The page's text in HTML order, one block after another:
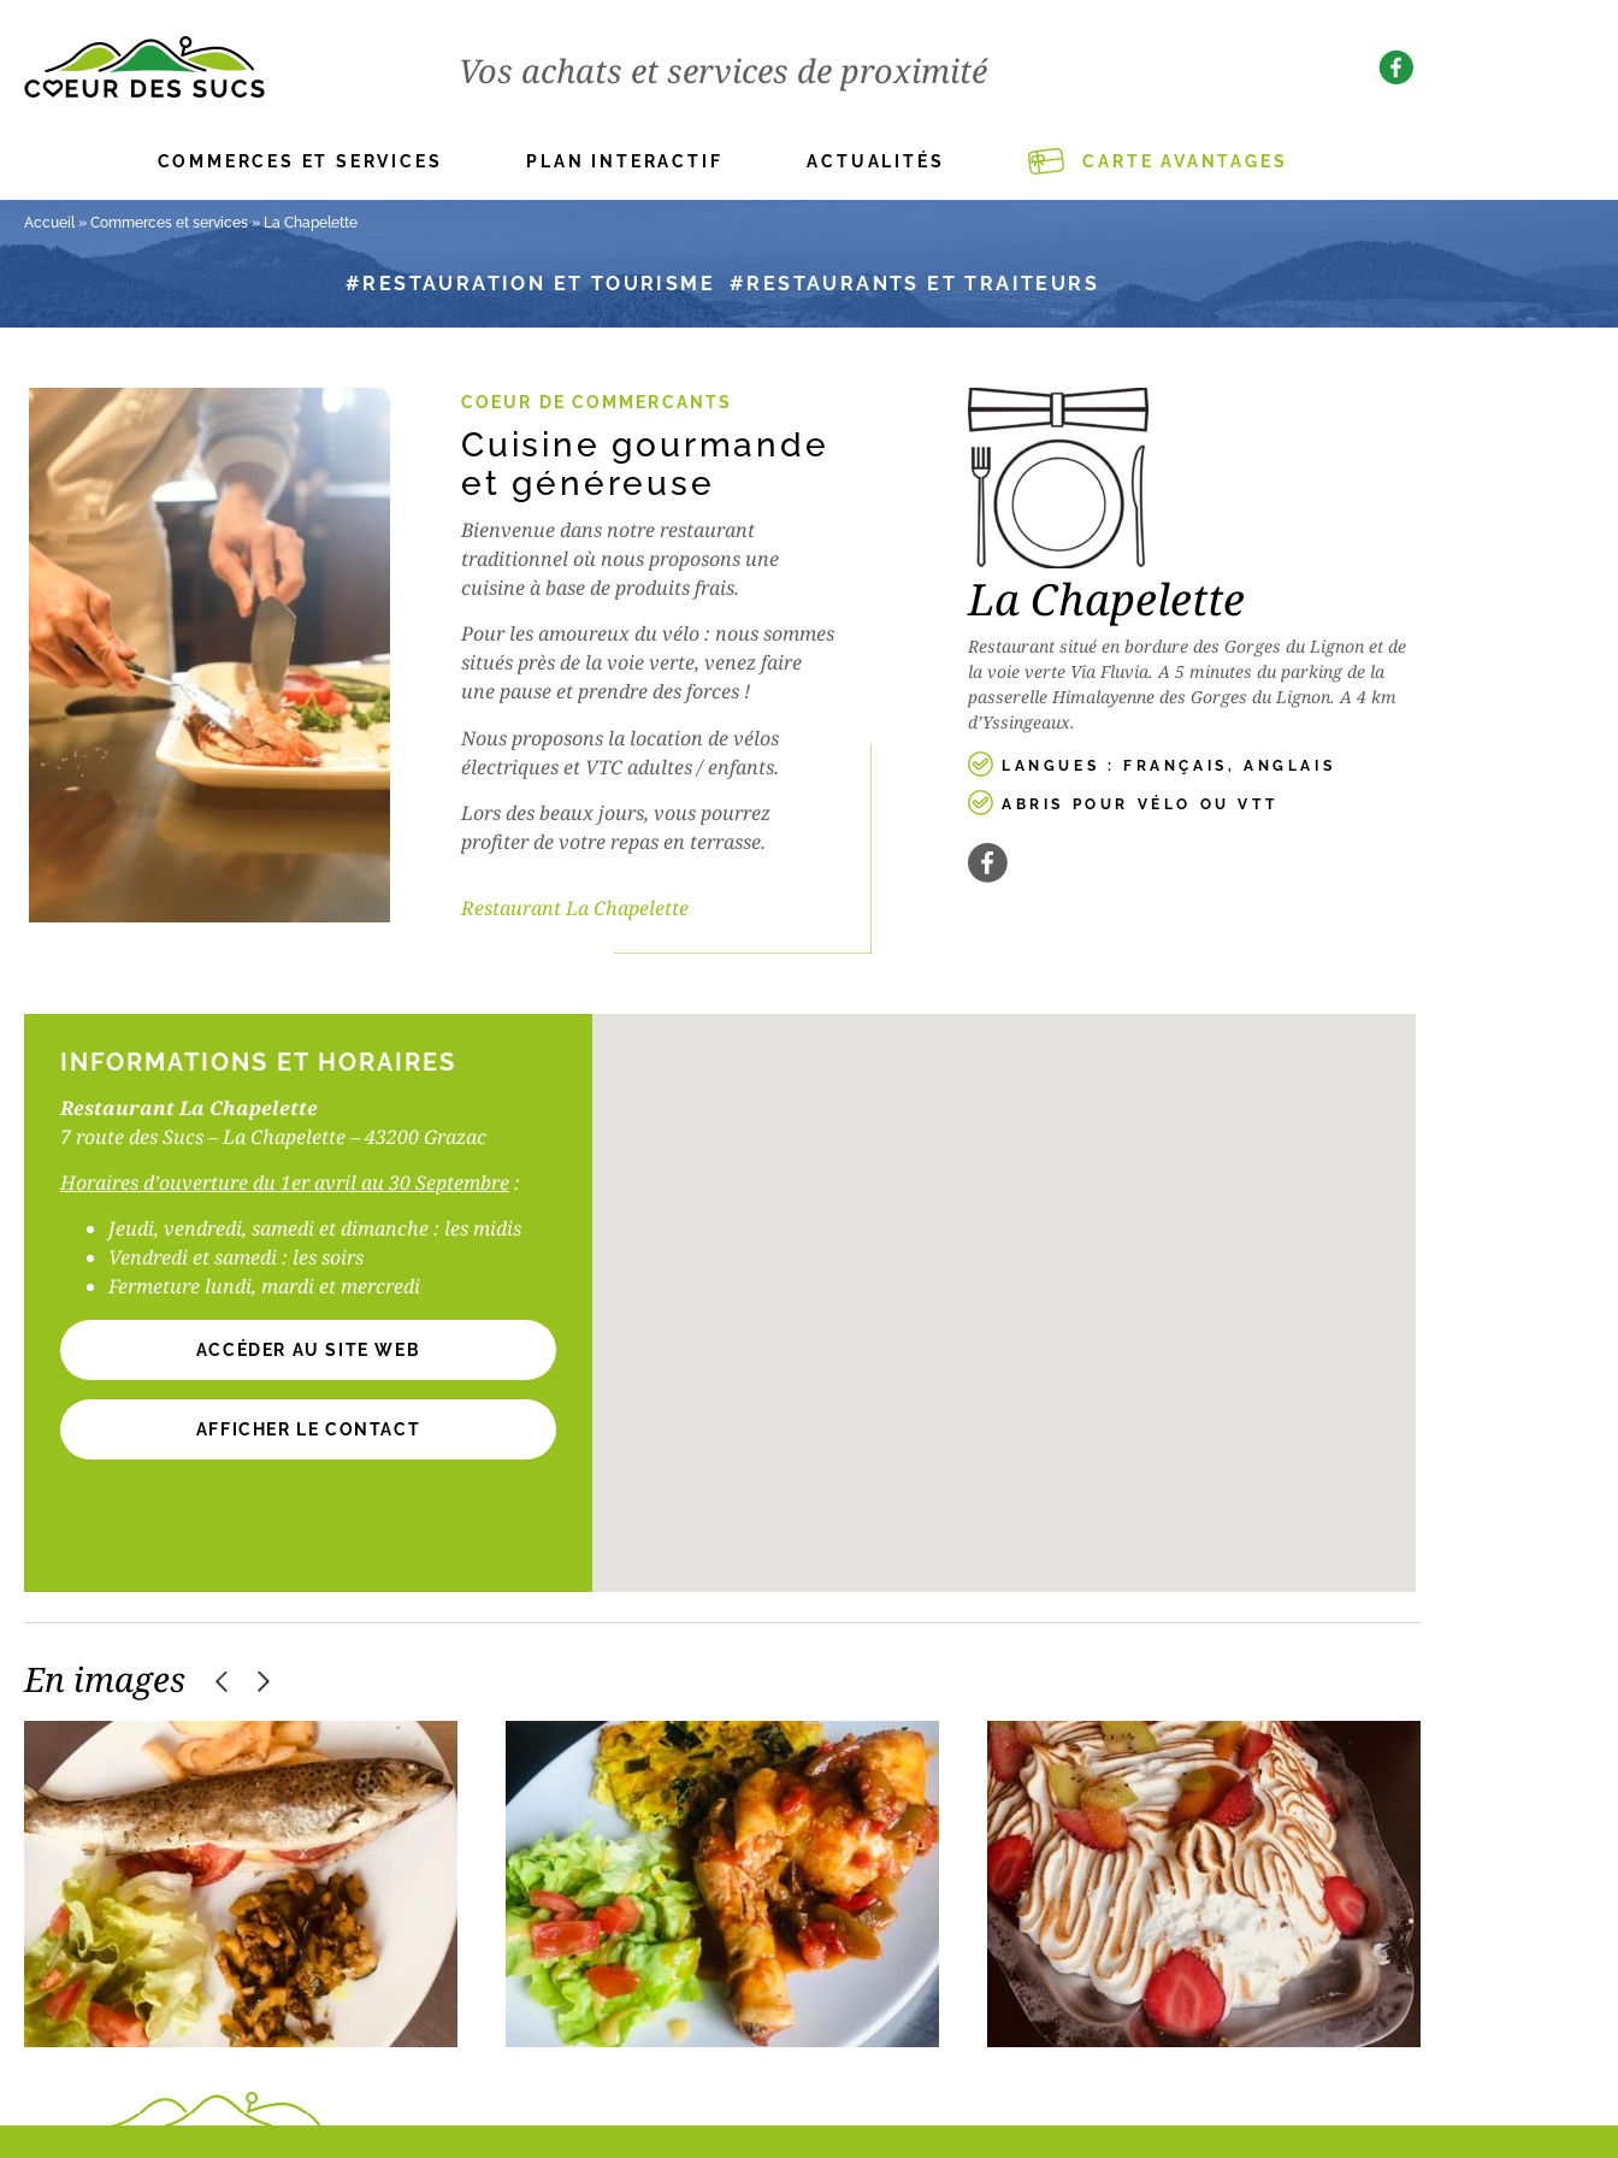
Vos achats et services de proximité
COMMERCES ET SERVICES PLAN INTERACTIF ACTUALITÉS CARTE AVANTAGES
Accueil» Commerces et services»La Chapelette
RESTAURATION ET TOURISME RESTAURANTS ET TRAITEURS
COEUR DE COMMERCANTS
Cuisine gourmande
et généreuse
Bienvenue dans notre restaurant
traditionnel où nous proposons une
cuisine à base de produits frais.
Pour les amoureux du vélo : nous sommes
situés près de la voie verte, venez faire
une pause et prendre des forces !
Nous proposons la location de vélos
électriques et VTC adultes / enfants.
Lors des beaux jours, vous pourrez
profiter de votre repas en terrasse.
Restaurant La Chapelette
La Chapelette
Restaurant situé en bordure des Gorges du Lignon et de
la voie verte Via Fluvia. A 5 minutes du parking de la
passerelle Himalayenne des Gorges du Lignon. A 4 km
d’Yssingeaux.
LANGUES : FRANÇAIS, ANGLAIS
ABRIS POUR VÉLO OU VTT
INFORMATIONS ET HORAIRES
Restaurant La Chapelette
7 route des Sucs – La Chapelette – 43200 Grazac
Horaires d’ouverture du 1er avril au 30 Septembre:
Jeudi, vendredi, samedi et dimanche : les midis
Vendredi et samedi : les soirs
Fermeture lundi, mardi et mercredi
ACCÉDER AU SITE WEB
AFFICHER LE CONTACT
En images